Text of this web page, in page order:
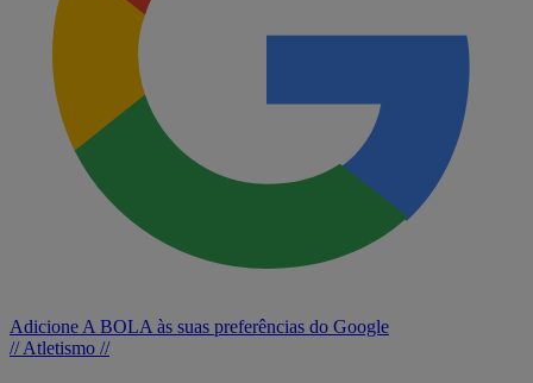
Adicione A BOLA às suas preferências do Google
// Atletismo //